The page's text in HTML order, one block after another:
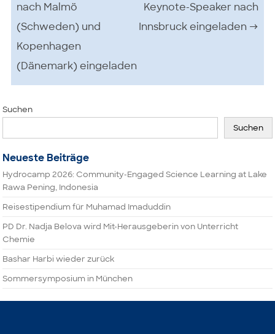
nach Malmö
(Schweden) und
Kopenhagen
(Dänemark) eingeladen
Keynote-Speaker nach
Innsbruck eingeladen →
Suchen
Suchen
Neueste Beiträge
Hydrocamp 2026: Community-Engaged Science Learning at Lake
Rawa Pening, Indonesia
Reisestipendium für Muhamad Imaduddin
PD Dr. Nadja Belova wird Mit-Herausgeberin von Unterricht
Chemie
Bashar Harbi wieder zurück
Sommersymposium in München